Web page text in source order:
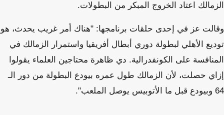
الزمالك اعتاد الخروج المبكر من البطولات.
وقالت عز في إحدى حلقات برنامجها: "هناك أمر غريب يحدث، هو
توديع الأهلي لبطولة دوري أبطال أفريقيا واستمرار الزمالك في
المنافسة على الكونفدرالية. دي ظاهرة محتاجين العلماء يقولوا
إزاي حصلت، لأن الزمالك طول عمره بيودع البطولة من دور الـ
64 وبيودع قبل ما الأتوبيس يوصل الملعب".